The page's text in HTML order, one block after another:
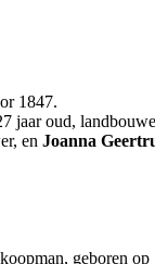
1847.
jaar oud,
en Joanna
geboren